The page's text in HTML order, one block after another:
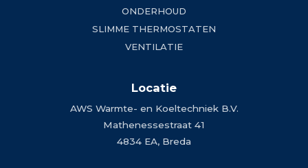
ONDERHOUD
SLIMME THERMOSTATEN
VENTILATIE
Locatie
AWS Warmte- en Koeltechniek B.V.
Mathenessestraat 41
4834 EA, Breda